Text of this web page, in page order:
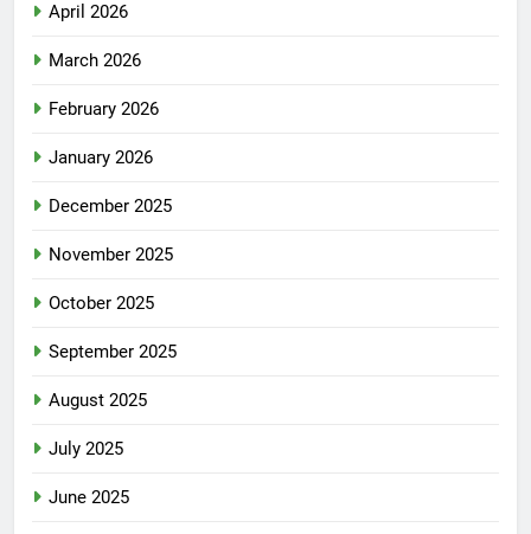
April 2026
March 2026
February 2026
January 2026
December 2025
November 2025
October 2025
September 2025
August 2025
July 2025
June 2025